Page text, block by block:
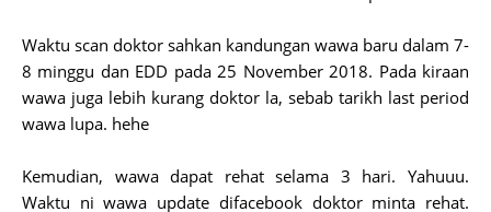
Waktu scan doktor sahkan kandungan wawa baru dalam 7-
8 minggu dan EDD pada 25 November 2018. Pada kiraan
wawa juga lebih kurang doktor la, sebab tarikh last period
wawa lupa. hehe
Kemudian, wawa dapat rehat selama 3 hari. Yahuuu.
Waktu ni wawa update difacebook doktor minta rehat.